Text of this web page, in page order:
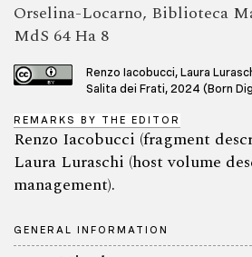
Orselina-Locarno, Biblioteca
MdS 64 Ha 8
Renzo Iacobucci, Laura
Salita dei Frati, 2024 (Born
REMARKS BY THE EDITOR
Renzo Iacobucci (fragment
Laura Luraschi (host volume
management).
GENERAL INFORMATION